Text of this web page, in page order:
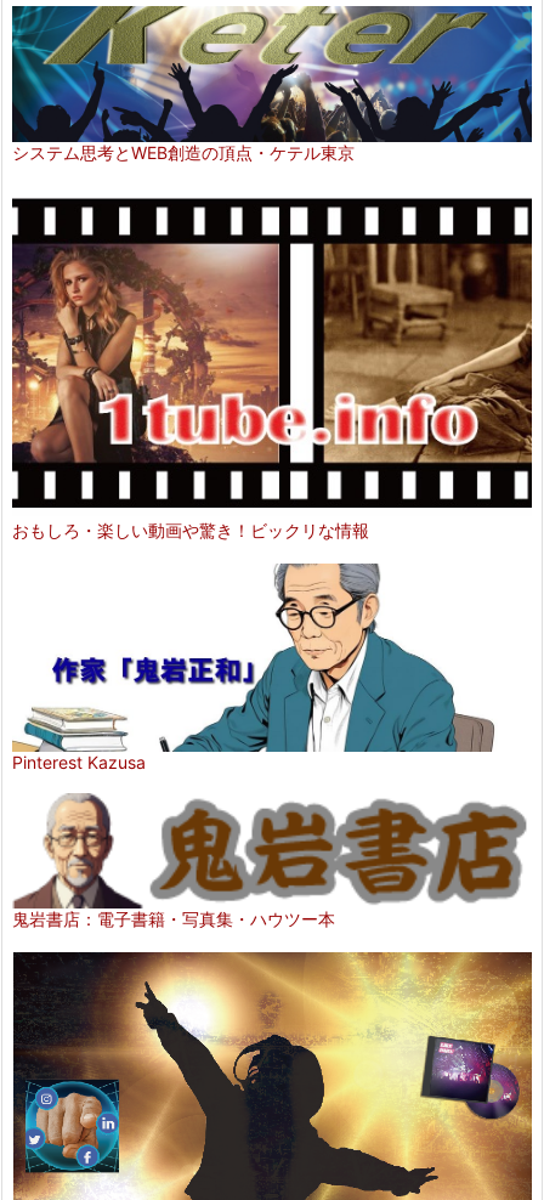
システム思考とWEB創造の頂点・ケテル東京
おもしろ・楽しい動画や驚き！ビックリな情報
Pinterest Kazusa
鬼岩書店：電子書籍・写真集・ハウツー本